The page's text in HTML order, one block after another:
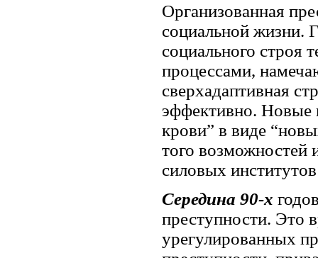
Организованная
социальной жизни.
социального строя
процессами,
сверхадаптивная
эффективно. Новые
крови” в виде
того возможностей
силовых
Середина 90-х
преступности. Это
урегулированных